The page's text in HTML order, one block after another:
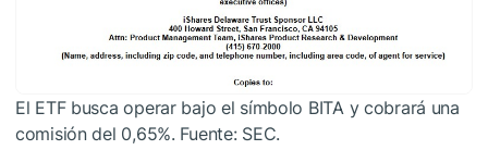
El ETF busca operar bajo el símbolo BITA y cobrará una
comisión del 0,65%. Fuente: SEC.